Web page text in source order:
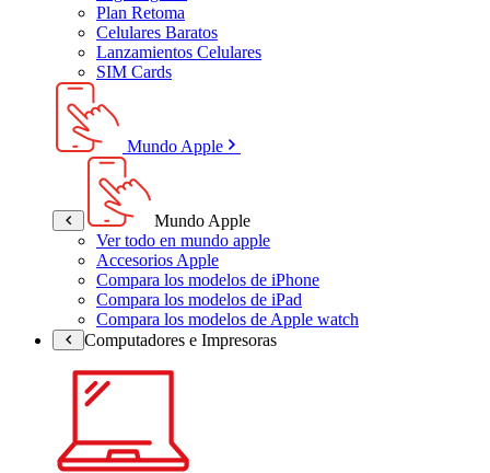
Plan Retoma
Celulares Baratos
Lanzamientos Celulares
SIM Cards
Mundo Apple
Mundo Apple
Ver todo en mundo apple
Accesorios Apple
Compara los modelos de iPhone
Compara los modelos de iPad
Compara los modelos de Apple watch
Computadores e Impresoras